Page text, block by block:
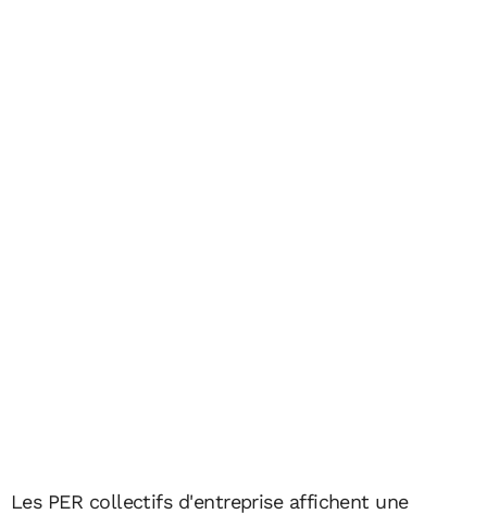
Les PER collectifs d'entreprise affichent une